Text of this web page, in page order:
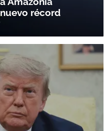
récord